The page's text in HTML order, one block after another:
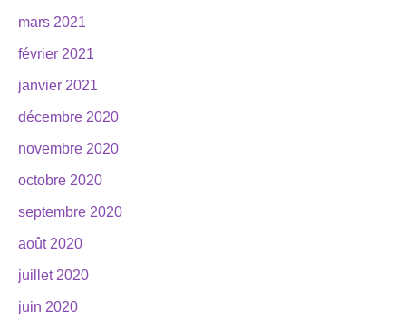
mars 2021
février 2021
janvier 2021
décembre 2020
novembre 2020
octobre 2020
septembre 2020
août 2020
juillet 2020
juin 2020